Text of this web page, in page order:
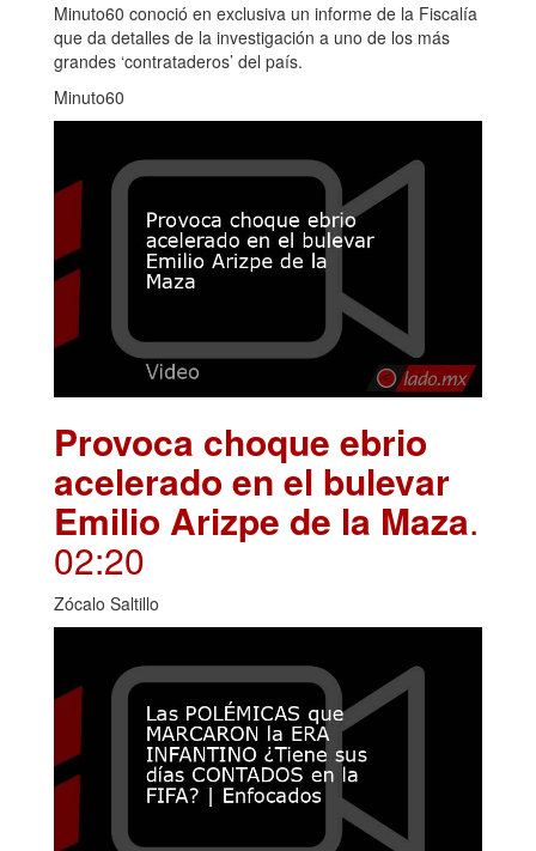
Minuto60 conoció en exclusiva un informe de la Fiscalía
que da detalles de la investigación a uno de los más
grandes ‘contrataderos’ del país.
Minuto60
Provoca choque ebrio
acelerado en el bulevar
Emilio Arizpe de la Maza.
02:20
Zócalo Saltillo